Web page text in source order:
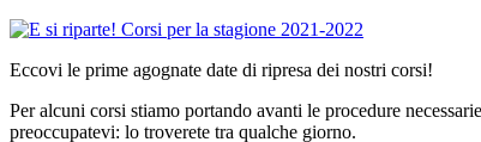
Eccovi le prime agognate date di ripresa dei nostri corsi!
Per alcuni corsi stiamo portando avanti le procedure
preoccupatevi: lo troverete tra qualche giorno.